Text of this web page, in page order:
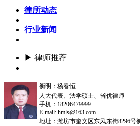
律所动态
行业新闻
▶ 律师推荐
衡明：杨春恒
人大代表、法学硕士、省优律师
手机：18206479999
E-mail: hmls@163.com
地址：潍坊市奎文区东风东街8296号